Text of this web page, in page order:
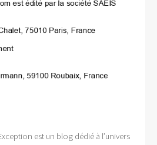
est un blog dédié à l’univers